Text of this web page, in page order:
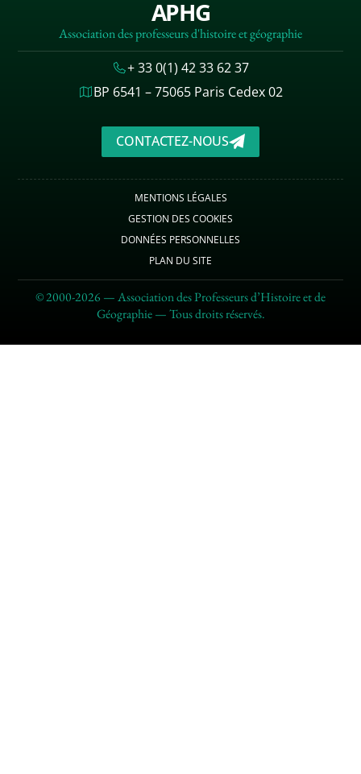
APHG
Association des professeurs d'histoire et géographie
+ 33 0(1) 42 33 62 37
BP 6541 – 75065 Paris Cedex 02
CONTACTEZ-NOUS
MENTIONS LÉGALES
GESTION DES COOKIES
DONNÉES PERSONNELLES
PLAN DU SITE
© 2000-2026 — Association des Professeurs d’Histoire et de
Géographie — Tous droits réservés.